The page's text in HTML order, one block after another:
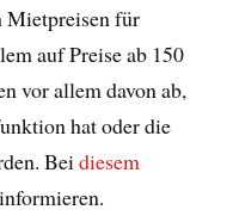
Mietpreisen für
auf Preise ab 150
vor allem davon ab,
hat oder die
Beidiesem